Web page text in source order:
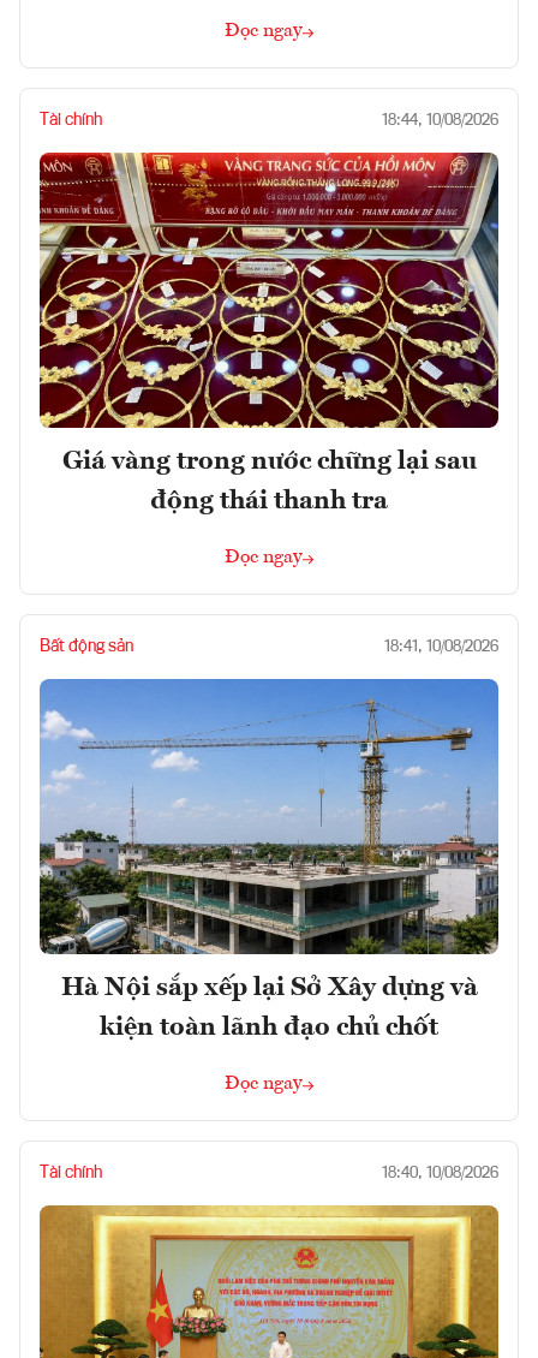
Đọc ngay
Tài chính 18:44, 10/08/2026
Giá vàng trong nước chững lại sau
động thái thanh tra
Đọc ngay
Bất động sản 18:41, 10/08/2026
Hà Nội sắp xếp lại Sở Xây dựng và
kiện toàn lãnh đạo chủ chốt
Đọc ngay
Tài chính 18:40, 10/08/2026